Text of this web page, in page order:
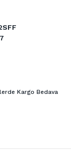
Kargo Bedava